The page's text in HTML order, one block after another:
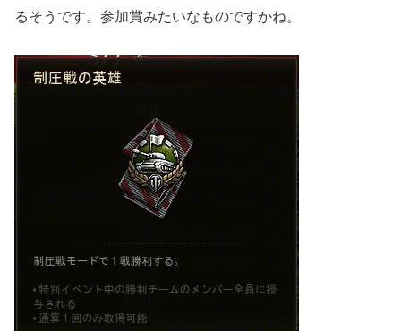
るそうです。参加賞みたいなものですかね。